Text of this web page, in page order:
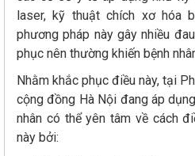
laser, kỹ thuật chích xơ hóa
phương pháp này gây nhiều
phục nên thường khiến bệnh
Nhằm khắc phục điều này, tại
cộng đồng Hà Nội đang áp
nhân có thể yên tâm về cách
này bởi: